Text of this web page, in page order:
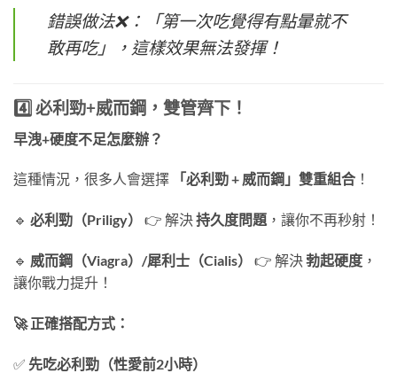
錯誤做法❌：「第一次吃覺得有點暈就不
敢再吃」，這樣效果無法發揮！
4️⃣ 必利勁+威而鋼，雙管齊下！
早洩+硬度不足怎麼辦？
這種情況，很多人會選擇 「必利勁 + 威而鋼」雙重組合 ！
🔹 必利勁（Priligy） 👉 解決持久度問題 ，讓你不再秒射！
🔹 威而鋼（Viagra）/犀利士（Cialis） 👉 解決勃起硬度 ，
讓你戰力提升！
🚀 正確搭配方式：
✅ 先吃必利勁（性愛前2小時）